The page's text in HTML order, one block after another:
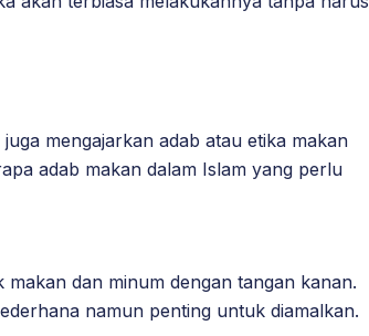
mengajarkan adab atau etika makan
adab makan dalam Islam yang perlu
dan minum dengan tangan kanan.
namun penting untuk diamalkan.